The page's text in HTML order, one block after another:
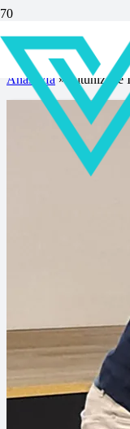
Altunizade
Anasayfa » Altunizade